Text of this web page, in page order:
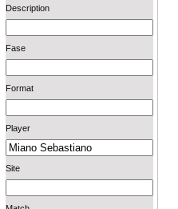
Description
Fase
Format
Player
Site